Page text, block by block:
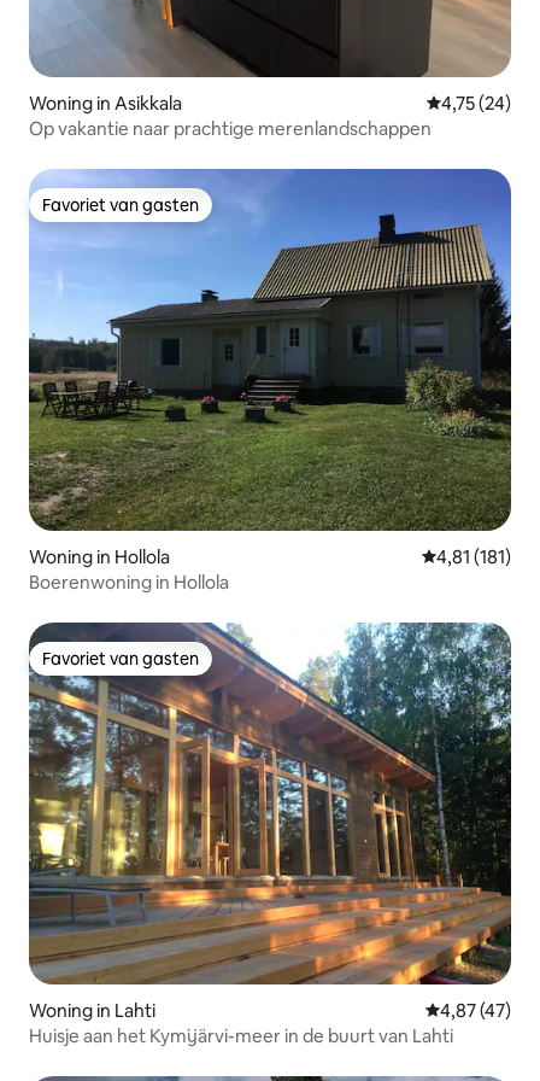
Woning in Asikkala Gemiddelde
4,75 (24)
Op vakantie naar prachtige merenlandschappen
Favoriet van gasten
Favoriet van gasten
Woning in Hollola Gemiddelde
4,81 (181)
Boerenwoning in Hollola
Favoriet van gasten
Favoriet van gasten
Woning in Lahti Gemiddelde
4,87 (47)
Huisje aan het Kymijärvi-meer in de buurt van Lahti